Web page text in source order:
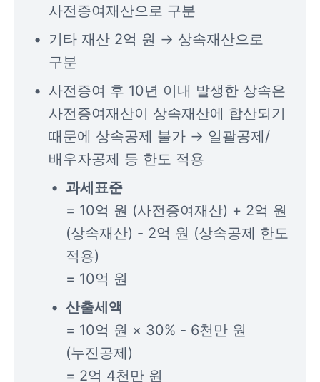
사전증여재산으로 구분
기타 재산 2억 원 → 상속재산으로
구분
사전증여 후 10년 이내 발생한 상속은
사전증여재산이 상속재산에 합산되기
때문에 상속공제 불가 → 일괄공제/
배우자공제 등 한도 적용
= 10억 원 (사전증여재산) + 2억 원
(상속재산) - 2억 원 (상속공제 한도
적용)
= 10억 원
= 10억 원 × 30% - 6천만 원
(누진공제)
= 2억 4천만 원